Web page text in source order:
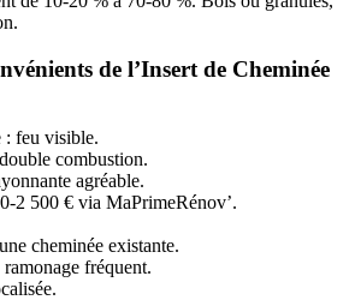
de l’Insert de Cheminée
: feu visible.
combustion.
agréable.
2 500 € via MaPrimeRénov’.
cheminée existante.
fréquent.